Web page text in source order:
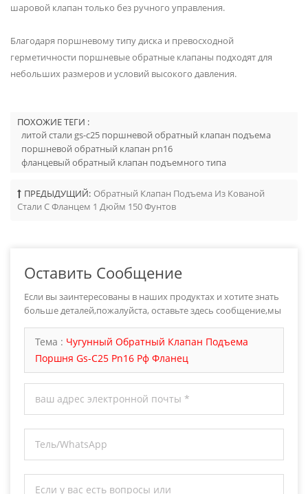
шаровой клапан только без ручного управления.
Благодаря поршневому типу диска и превосходной
герметичности поршневые обратные клапаны подходят для
небольших размеров и условий высокого давления.
ПОХОЖИЕ ТЕГИ :
литой стали gs-c25 поршневой обратный клапан подъема
поршневой обратный клапан pn16
фланцевый обратный клапан подъемного типа
ПРЕДЫДУЩИЙ: Обратный Клапан Подъема Из Кованой
Стали С Фланцем 1 Дюйм 150 Фунтов
Оставить Сообщение
Если вы заинтересованы в наших продуктах и хотите знать
больше деталей,пожалуйста, оставьте здесь сообщение,мы
Тема : Чугунный Обратный Клапан Подъема
Поршня Gs-C25 Pn16 Рф Фланец